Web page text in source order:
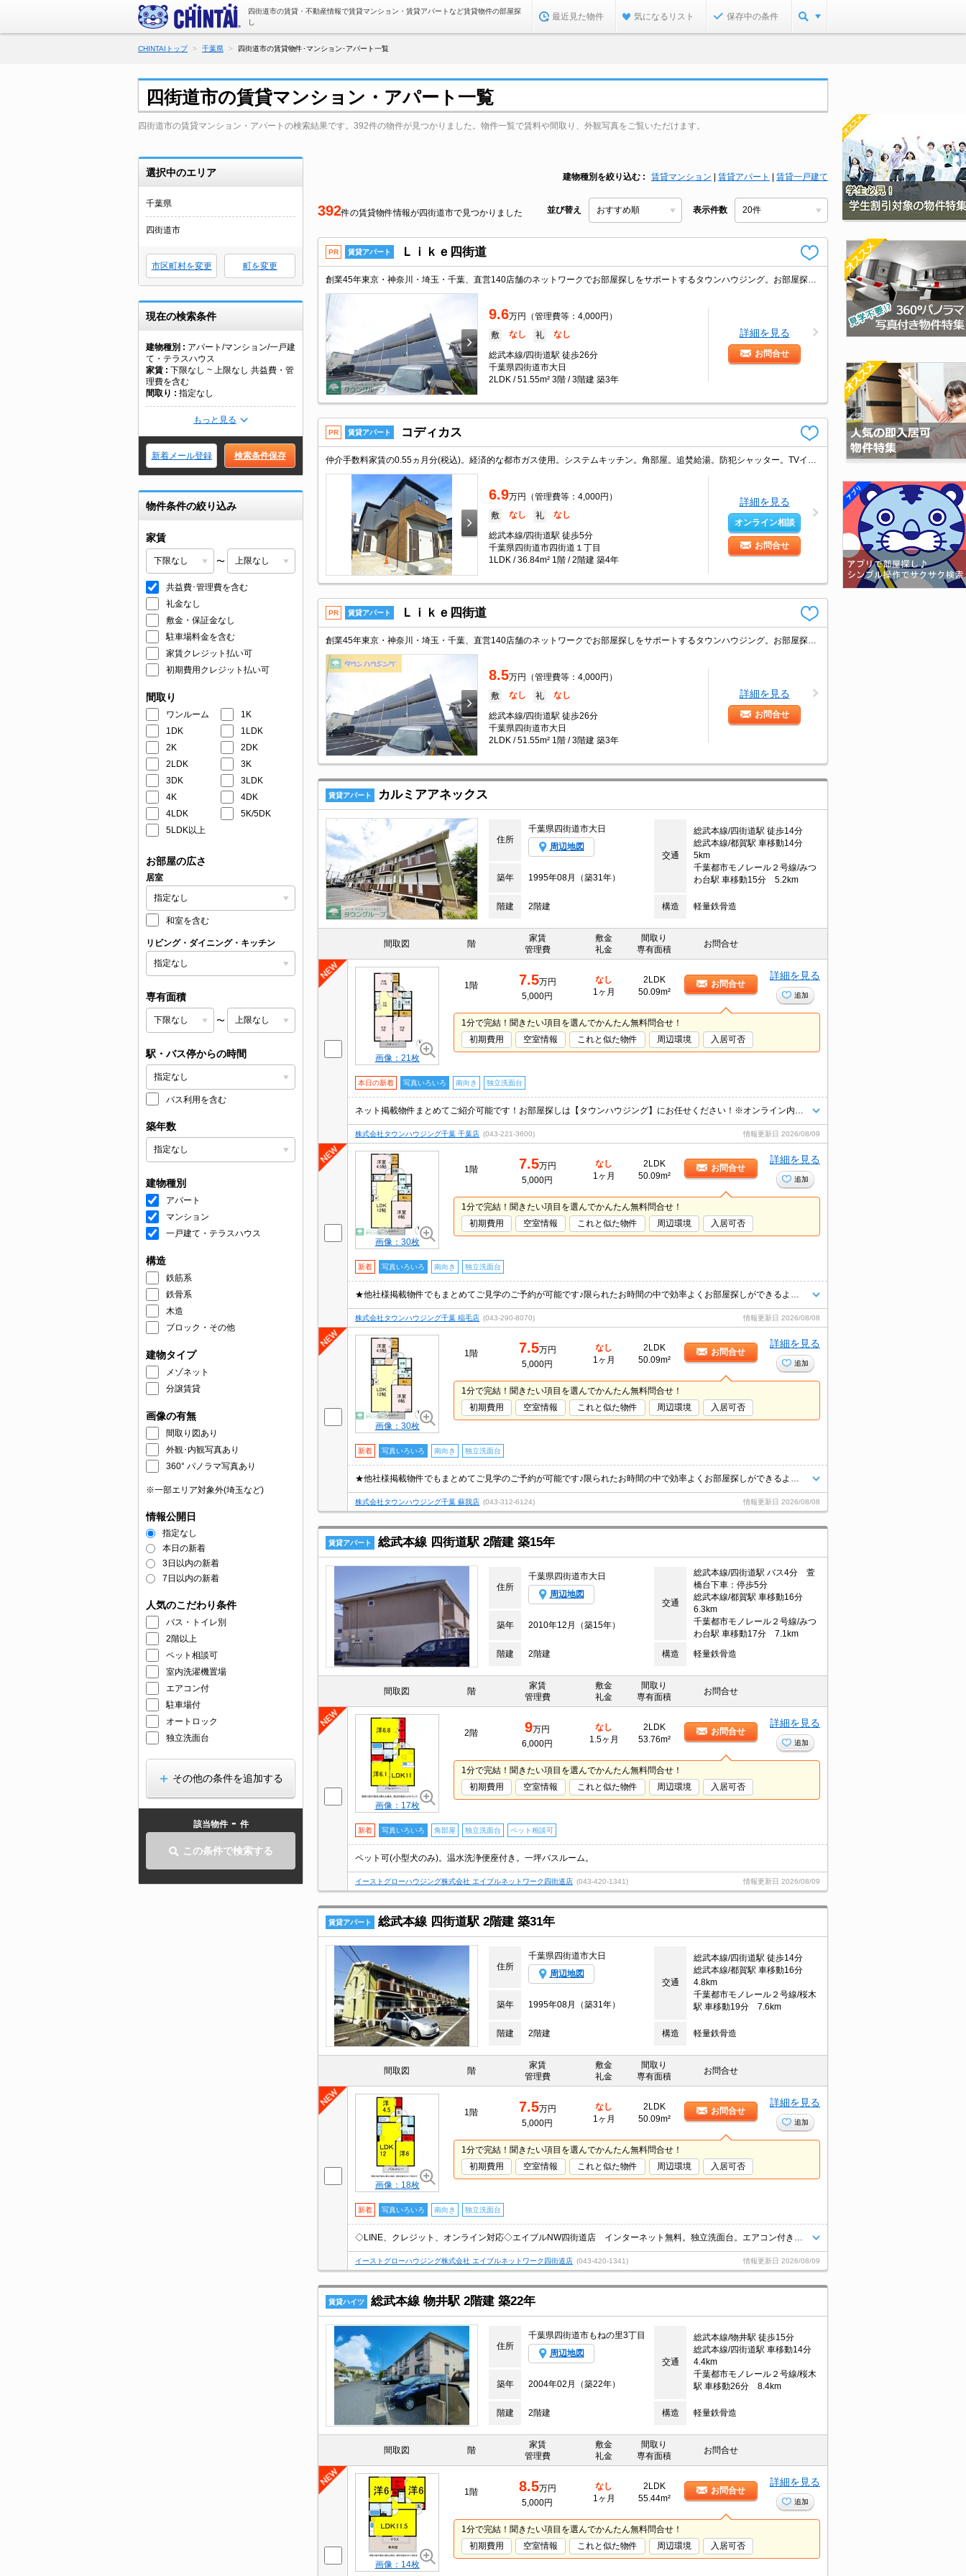
四街道市の賃貸・不動産情報で賃貸マンション・賃貸アパートなど賃貸物件の部屋探
し
最近見た物件 気になるリスト 保存中の条件
CHINTAIトップ 千葉県 四街道市の賃貸物件･マンション･アパート一覧
四街道市の賃貸マンション・アパート一覧
四街道市の賃貸マンション・アパートの検索結果です。392件の物件が見つかりました。物件一覧で賃料や間取り、外観写真をご覧いただけます。
選択中のエリア
千葉県
四街道市
市区町村を変更 町を変更
現在の検索条件
建物種別
アパート/マンション/一戸建
て・テラスハウス
家賃
下限なし ~ 上限なし 共益費・管
理費を含む
間取り
指定なし
もっと見る
新着メール登録 検索条件保存
物件条件の絞り込み
家賃
〜
共益費･管理費を含む
礼金なし
敷金・保証金なし
駐車場料金を含む
家賃クレジット払い可
初期費用クレジット払い可
間取り
ワンルーム
1K
1DK
1LDK
2K
2DK
2LDK
3K
3DK
3LDK
4K
4DK
4LDK
5K/5DK
5LDK以上
お部屋の広さ
居室
和室を含む
リビング・ダイニング・キッチン
専有面積
〜
駅・バス停からの時間
バス利用を含む
築年数
建物種別
アパート
マンション
一戸建て・テラスハウス
構造
鉄筋系
鉄骨系
木造
ブロック・その他
建物タイプ
メゾネット
分譲賃貸
画像の有無
間取り図あり
外観･内観写真あり
360° パノラマ写真あり
※一部エリア対象外(埼玉など)
情報公開日
指定なし
本日の新着
3日以内の新着
7日以内の新着
人気のこだわり条件
バス・トイレ別
2階以上
ペット相談可
室内洗濯機置場
エアコン付
駐車場付
オートロック
独立洗面台
その他の条件を追加する
該当物件 - 件
この条件で検索する
建物種別を絞り込む 賃貸マンション 賃貸アパート 賃貸一戸建て
392件の賃貸物件情報が四街道市で見つかりました 並び替え 表示件数
PR 賃貸アパート Ｌｉｋｅ四街道
9.6万円（管理費等：4,000円）
敷 なし 礼 なし
総武本線/四街道駅 徒歩26分
千葉県四街道市大日
2LDK / 51.55m² 3階 / 3階建 築3年
詳細を見る
お問合せ
PR 賃貸アパート コディカス
6.9万円（管理費等：4,000円）
敷 なし 礼 なし
総武本線/四街道駅 徒歩5分
千葉県四街道市四街道１丁目
1LDK / 36.84m² 1階 / 2階建 築4年
詳細を見る
オンライン相談
お問合せ
PR 賃貸アパート Ｌｉｋｅ四街道
8.5万円（管理費等：4,000円）
敷 なし 礼 なし
総武本線/四街道駅 徒歩26分
千葉県四街道市大日
2LDK / 51.55m² 1階 / 3階建 築3年
詳細を見る
お問合せ
賃貸アパート カルミアアネックス
住所
千葉県四街道市大日
周辺地図
交通
総武本線/四街道駅 徒歩14分
総武本線/都賀駅 車移動14分
5km
千葉都市モノレール２号線/みつ
わ台駅 車移動15分 5.2km
築年 1995年08月（築31年）
階建 2階建 構造 軽量鉄骨造
間取図 階
家賃
管理費
敷金
礼金
間取り
専有面積
お問合せ
画像：21枚
1階 7.5万円
5,000円
なし
1ヶ月
2LDK
50.09m²
お問合せ
詳細を見る
追加
1分で完結！聞きたい項目を選んでかんたん無料問合せ！
初期費用
空室情報 これと似た物件 周辺環境 入居可否
本日の新着 写真いろいろ 南向き 独立洗面台
株式会社タウンハウジング千葉 千葉店 (043-221-3600) 情報更新日 2026/08/09
画像：30枚
1階 7.5万円
5,000円
なし
1ヶ月
2LDK
50.09m²
お問合せ
詳細を見る
追加
1分で完結！聞きたい項目を選んでかんたん無料問合せ！
初期費用
空室情報 これと似た物件 周辺環境 入居可否
新着 写真いろいろ 南向き 独立洗面台
株式会社タウンハウジング千葉 稲毛店 (043-290-8070) 情報更新日 2026/08/08
画像：30枚
1階 7.5万円
5,000円
なし
1ヶ月
2LDK
50.09m²
お問合せ
詳細を見る
追加
1分で完結！聞きたい項目を選んでかんたん無料問合せ！
初期費用
空室情報 これと似た物件 周辺環境 入居可否
新着 写真いろいろ 南向き 独立洗面台
株式会社タウンハウジング千葉 蘇我店 (043-312-6124) 情報更新日 2026/08/08
賃貸アパート 総武本線 四街道駅 2階建 築15年
住所
千葉県四街道市大日
周辺地図
交通
総武本線/四街道駅 バス4分 萱
橋台下車：停歩5分
総武本線/都賀駅 車移動16分
6.3km
千葉都市モノレール２号線/みつ
わ台駅 車移動17分 7.1km
築年 2010年12月（築15年）
階建 2階建 構造 軽量鉄骨造
間取図 階
家賃
管理費
敷金
礼金
間取り
専有面積
お問合せ
画像：17枚
2階 9万円
6,000円
なし
1.5ヶ月
2LDK
53.76m²
お問合せ
詳細を見る
追加
1分で完結！聞きたい項目を選んでかんたん無料問合せ！
初期費用
空室情報 これと似た物件 周辺環境 入居可否
新着 写真いろいろ 角部屋 独立洗面台 ペット相談可
ペット可(小型犬のみ)。温水洗浄便座付き。一坪バスルーム。
イーストグローハウジング株式会社 エイブルネットワーク四街道店 (043-420-1341) 情報更新日 2026/08/09
賃貸アパート 総武本線 四街道駅 2階建 築31年
住所
千葉県四街道市大日
周辺地図
交通
総武本線/四街道駅 徒歩14分
総武本線/都賀駅 車移動16分
4.8km
千葉都市モノレール２号線/桜木
駅 車移動19分 7.6km
築年 1995年08月（築31年）
階建 2階建 構造 軽量鉄骨造
間取図 階
家賃
管理費
敷金
礼金
間取り
専有面積
お問合せ
画像：18枚
1階 7.5万円
5,000円
なし
1ヶ月
2LDK
50.09m²
お問合せ
詳細を見る
追加
1分で完結！聞きたい項目を選んでかんたん無料問合せ！
初期費用
空室情報 これと似た物件 周辺環境 入居可否
新着 写真いろいろ 南向き 独立洗面台
イーストグローハウジング株式会社 エイブルネットワーク四街道店 (043-420-1341) 情報更新日 2026/08/09
賃貸ハイツ 総武本線 物井駅 2階建 築22年
住所
千葉県四街道市もねの里3丁目
周辺地図
交通
総武本線/物井駅 徒歩15分
総武本線/四街道駅 車移動14分
4.4km
千葉都市モノレール２号線/桜木
駅 車移動26分 8.4km
築年 2004年02月（築22年）
階建 2階建 構造 軽量鉄骨造
間取図 階
家賃
管理費
敷金
礼金
間取り
専有面積
お問合せ
画像：14枚
1階 8.5万円
5,000円
なし
1ヶ月
2LDK
55.44m²
お問合せ
詳細を見る
追加
1分で完結！聞きたい項目を選んでかんたん無料問合せ！
初期費用
空室情報 これと似た物件 周辺環境 入居可否